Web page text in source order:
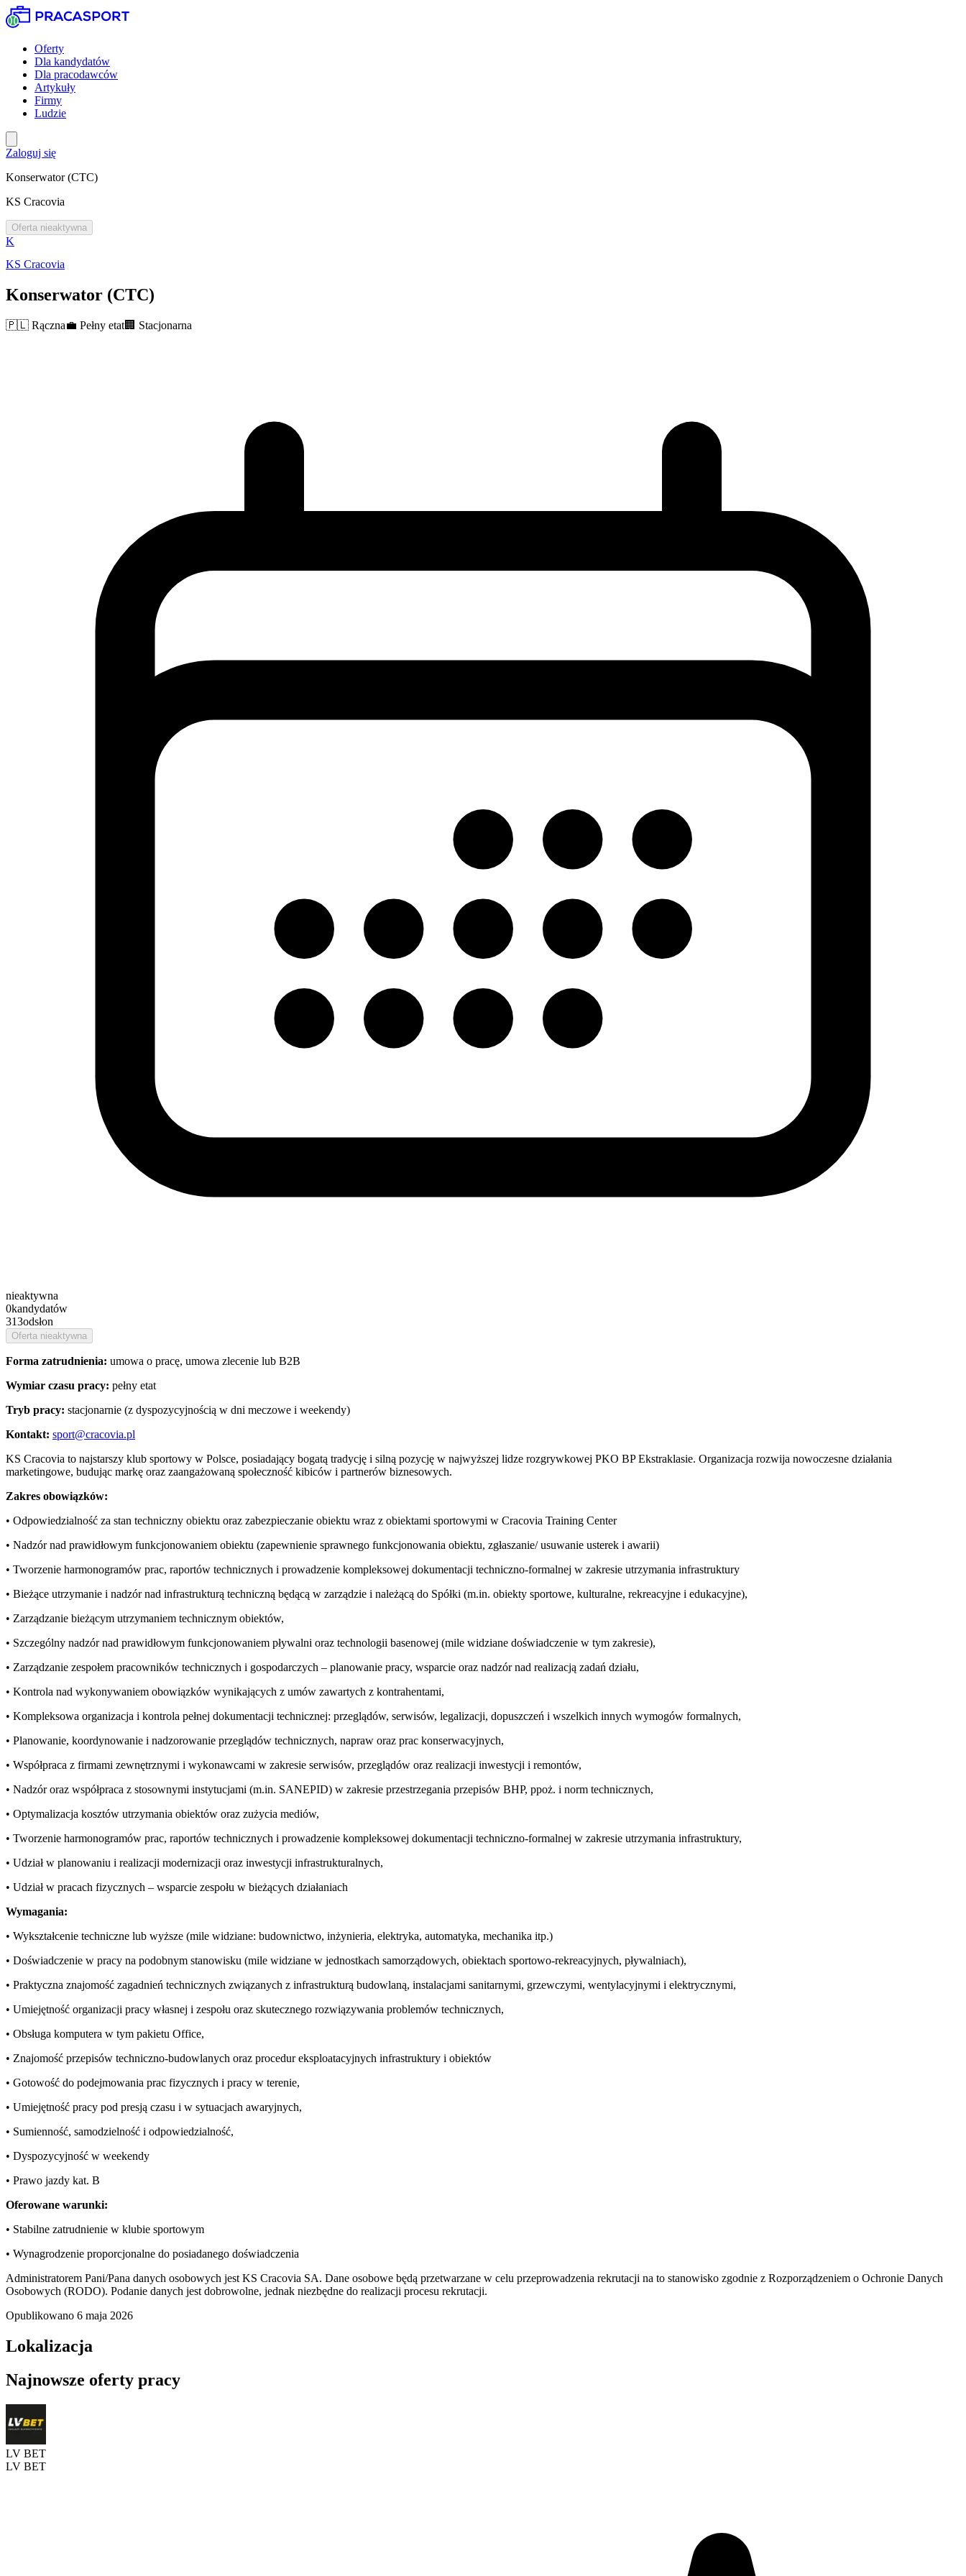
Oferty
Dla kandydatów
Dla pracodawców
Artykuły
Firmy
Ludzie
Zaloguj się
Konserwator (CTC)
KS Cracovia
Oferta nieaktywna
K
KS Cracovia
Konserwator (CTC)
🇵🇱 Rączna💼 Pełny etat🏢 Stacjonarna
nieaktywna
0kandydatów
313odsłon
Oferta nieaktywna
Forma zatrudnienia: umowa o pracę, umowa zlecenie lub B2B
Wymiar czasu pracy: pełny etat
Tryb pracy: stacjonarnie (z dyspozycyjnością w dni meczowe i weekendy)
Kontakt: sport@cracovia.pl
KS Cracovia to najstarszy klub sportowy w Polsce, posiadający bogatą tradycję i silną pozycję w najwyższej lidze rozgrywkowej PKO BP Ekstraklasie. Organizacja rozwija nowoczesne działania
marketingowe, budując markę oraz zaangażowaną społeczność kibiców i partnerów biznesowych.
Zakres obowiązków:
• Odpowiedzialność za stan techniczny obiektu oraz zabezpieczanie obiektu wraz z obiektami sportowymi w Cracovia Training Center
• Nadzór nad prawidłowym funkcjonowaniem obiektu (zapewnienie sprawnego funkcjonowania obiektu, zgłaszanie/ usuwanie usterek i awarii)
• Tworzenie harmonogramów prac, raportów technicznych i prowadzenie kompleksowej dokumentacji techniczno-formalnej w zakresie utrzymania infrastruktury
• Bieżące utrzymanie i nadzór nad infrastrukturą techniczną będącą w zarządzie i należącą do Spółki (m.in. obiekty sportowe, kulturalne, rekreacyjne i edukacyjne),
• Zarządzanie bieżącym utrzymaniem technicznym obiektów,
• Szczególny nadzór nad prawidłowym funkcjonowaniem pływalni oraz technologii basenowej (mile widziane doświadczenie w tym zakresie),
• Zarządzanie zespołem pracowników technicznych i gospodarczych – planowanie pracy, wsparcie oraz nadzór nad realizacją zadań działu,
• Kontrola nad wykonywaniem obowiązków wynikających z umów zawartych z kontrahentami,
• Kompleksowa organizacja i kontrola pełnej dokumentacji technicznej: przeglądów, serwisów, legalizacji, dopuszczeń i wszelkich innych wymogów formalnych,
• Planowanie, koordynowanie i nadzorowanie przeglądów technicznych, napraw oraz prac konserwacyjnych,
• Współpraca z firmami zewnętrznymi i wykonawcami w zakresie serwisów, przeglądów oraz realizacji inwestycji i remontów,
• Nadzór oraz współpraca z stosownymi instytucjami (m.in. SANEPID) w zakresie przestrzegania przepisów BHP, ppoż. i norm technicznych,
• Optymalizacja kosztów utrzymania obiektów oraz zużycia mediów,
• Tworzenie harmonogramów prac, raportów technicznych i prowadzenie kompleksowej dokumentacji techniczno-formalnej w zakresie utrzymania infrastruktury,
• Udział w planowaniu i realizacji modernizacji oraz inwestycji infrastrukturalnych,
• Udział w pracach fizycznych – wsparcie zespołu w bieżących działaniach
Wymagania:
• Wykształcenie techniczne lub wyższe (mile widziane: budownictwo, inżynieria, elektryka, automatyka, mechanika itp.)
• Doświadczenie w pracy na podobnym stanowisku (mile widziane w jednostkach samorządowych, obiektach sportowo-rekreacyjnych, pływalniach),
• Praktyczna znajomość zagadnień technicznych związanych z infrastrukturą budowlaną, instalacjami sanitarnymi, grzewczymi, wentylacyjnymi i elektrycznymi,
• Umiejętność organizacji pracy własnej i zespołu oraz skutecznego rozwiązywania problemów technicznych,
• Obsługa komputera w tym pakietu Office,
• Znajomość przepisów techniczno-budowlanych oraz procedur eksploatacyjnych infrastruktury i obiektów
• Gotowość do podejmowania prac fizycznych i pracy w terenie,
• Umiejętność pracy pod presją czasu i w sytuacjach awaryjnych,
• Sumienność, samodzielność i odpowiedzialność,
• Dyspozycyjność w weekendy
• Prawo jazdy kat. B
Oferowane warunki:
• Stabilne zatrudnienie w klubie sportowym
• Wynagrodzenie proporcjonalne do posiadanego doświadczenia
Administratorem Pani/Pana danych osobowych jest KS Cracovia SA. Dane osobowe będą przetwarzane w celu przeprowadzenia rekrutacji na to stanowisko zgodnie z Rozporządzeniem o Ochronie Danych
Osobowych (RODO). Podanie danych jest dobrowolne, jednak niezbędne do realizacji procesu rekrutacji.
Opublikowano 6 maja 2026
Lokalizacja
Najnowsze oferty pracy
LV BET
LV BET